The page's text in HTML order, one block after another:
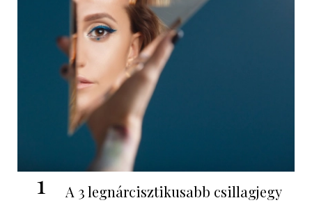
1 A 3 legnárcisztikusabb csillagjegy